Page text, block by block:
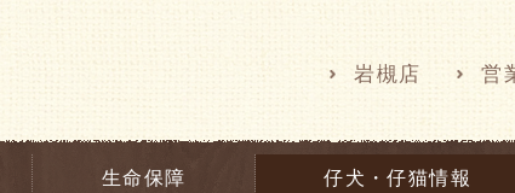
岩槻店 営
生命保障 仔犬・仔猫情報